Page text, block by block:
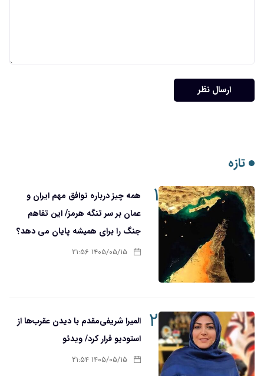
ارسال نظر
تازه
۱
همه چیز درباره توافق مهم ایران و
عمان بر سر تنگه هرمز/ این تفاهم
جنگ را برای همیشه پایان می دهد؟
۱۴۰۵/۰۵/۱۵ ۲۱:۵۶
۲
المیرا شریفی‌مقدم با دیدن عقرب‌ها از
استودیو فرار کرد/ ویدئو
۱۴۰۵/۰۵/۱۵ ۲۱:۵۴